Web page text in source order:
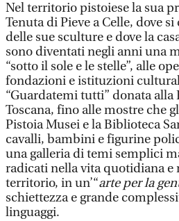
Nel territorio pistoiese la sua
Tenuta di Pieve a Celle, dove
delle sue sculture e dove la
sono diventati negli anni una
“sotto il sole e le stelle”, alle
fondazioni e istituzioni
“Guardatemi tutti” donata alla
Toscana, fino alle mostre che
Pistoia Musei e la Biblioteca
cavalli, bambini e figurine
una galleria di temi semplici
radicati nella vita quotidiana e
territorio, in un’“arte per la
schiettezza e grande
linguaggi.